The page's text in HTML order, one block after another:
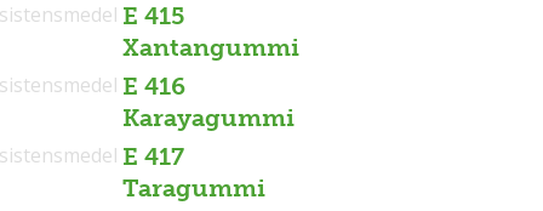
E 415
Xantangummi
E 416
Karayagummi
E 417
Taragummi